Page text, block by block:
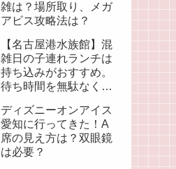
雑は？場所取り、メガ
アビス攻略法は？
【名古屋港水族館】混
雑日の子連れランチは
持ち込みがおすすめ。
待ち時間を無駄なく活
ディズニーオンアイス
愛知に行ってきた！A
席の見え方は？双眼鏡
は必要？